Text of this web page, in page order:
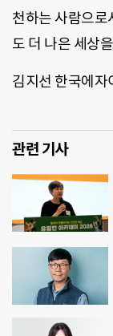
천하는 사람으로
도 더 나은 세상
김지선 한국에자
관련 기사